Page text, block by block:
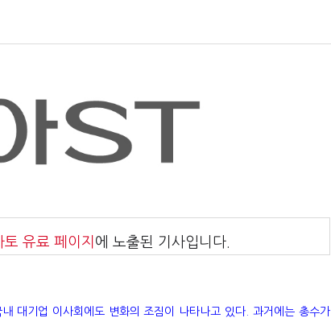
토 유료 페이지 에 노출된 기사입니다.
대기업 이사회에도 변화의 조짐이 나타나고 있다. 과거에는 총수가